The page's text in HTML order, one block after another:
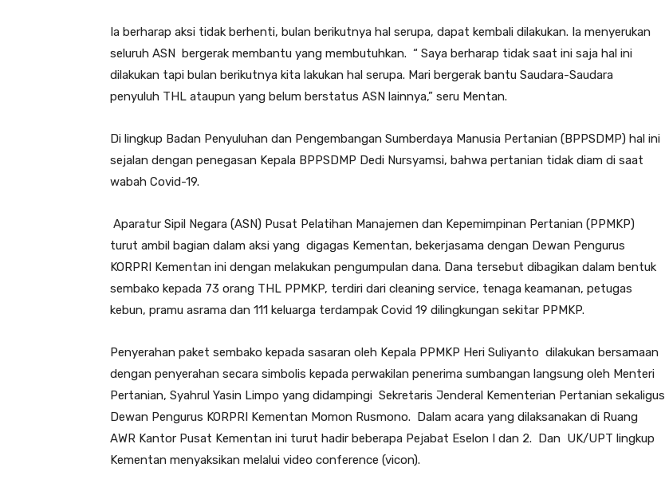
Ia berharap aksi tidak berhenti, bulan berikutnya hal serupa, dapat kembali dilakukan. Ia menyerukan
seluruh ASN bergerak membantu yang membutuhkan. “ Saya berharap tidak saat ini saja hal ini
dilakukan tapi bulan berikutnya kita lakukan hal serupa. Mari bergerak bantu Saudara-Saudara
penyuluh THL ataupun yang belum berstatus ASN lainnya,” seru Mentan.
Di lingkup Badan Penyuluhan dan Pengembangan Sumberdaya Manusia Pertanian (BPPSDMP) hal ini
sejalan dengan penegasan Kepala BPPSDMP Dedi Nursyamsi, bahwa pertanian tidak diam di saat
wabah Covid-19.
Aparatur Sipil Negara (ASN) Pusat Pelatihan Manajemen dan Kepemimpinan Pertanian (PPMKP)
turut ambil bagian dalam aksi yang digagas Kementan, bekerjasama dengan Dewan Pengurus
KORPRI Kementan ini dengan melakukan pengumpulan dana. Dana tersebut dibagikan dalam bentuk
sembako kepada 73 orang THL PPMKP, terdiri dari cleaning service, tenaga keamanan, petugas
kebun, pramu asrama dan 111 keluarga terdampak Covid 19 dilingkungan sekitar PPMKP.
Penyerahan paket sembako kepada sasaran oleh Kepala PPMKP Heri Suliyanto dilakukan bersamaan
dengan penyerahan secara simbolis kepada perwakilan penerima sumbangan langsung oleh Menteri
Pertanian, Syahrul Yasin Limpo yang didampingi Sekretaris Jenderal Kementerian Pertanian sekaligus
Dewan Pengurus KORPRI Kementan Momon Rusmono. Dalam acara yang dilaksanakan di Ruang
AWR Kantor Pusat Kementan ini turut hadir beberapa Pejabat Eselon I dan 2. Dan UK/UPT lingkup
Kementan menyaksikan melalui video conference (vicon).